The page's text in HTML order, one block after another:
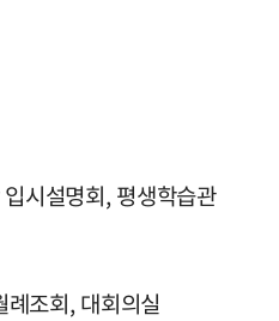
시설명회, 평생학습관
조회, 대회의실